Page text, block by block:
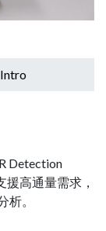
Intro
Detection
高通量需求，
析。